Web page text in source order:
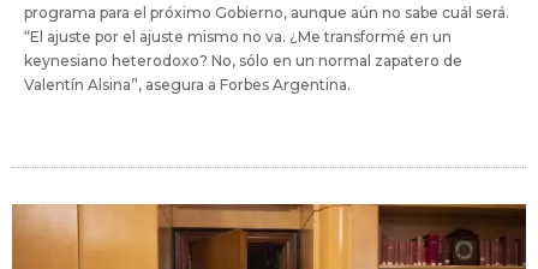
programa para el próximo Gobierno, aunque aún no sabe cuál será.
“El ajuste por el ajuste mismo no va. ¿Me transformé en un
keynesiano heterodoxo? No, sólo en un normal zapatero de
Valentín Alsina”, asegura a Forbes Argentina.